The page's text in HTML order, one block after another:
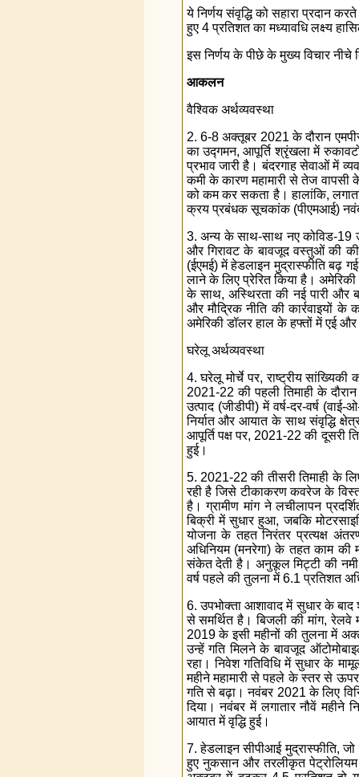
ये निर्णय संवृद्धि को सहारा प्रदान
हुए 4 प्रतिशत का मध्यावधि लक्ष्य
इस निर्णय के पीछे के मुख्य विचार नीचे
आकलन
वैश्विक अर्थव्यवस्था
2. 6-8 अक्तूबर 2021 के दौरान
का उद्गमन, आपूर्ति श्रृंखला में
प्रभाव जारी है। बंदरगाह सेवाओं में
कमी के कारण महामारी से तेज वापसी के
को कम कर सकता है। हालांकि,
क्रय प्रबंधक सूचकांक (पीएमआई)
3. अन्य के साथ-साथ नए कोविड-
और गिरावट के बावजूद वस्तुओं की
(ईएमई) में हेडलाइन मुद्रास्फीति बढ़
लाने के लिए प्रेरित किया है।
के साथ, अस्थिरता की नई पारी और
और मौद्रिक नीति की कार्रवाइयों
अमेरिकी डॉलर हाल के हफ्तों में एई
घरेलू अर्थव्यवस्था
4. घरेलू मोर्चे पर, राष्ट्रीय
2021-22 की पहली तिमाही के
उत्पाद (जीडीपी) में वर्ष-दर-वर्ष
निर्यात और आयात के साथ संवृद्धि
आपूर्ति पक्ष पर, 2021-22 की दूसरी
हुई।
5. 2021-22 की तीसरी तिमाही के
रही है जिसे टीकाकरण कवरेज के
है। ग्रामीण मांग ने लचीलापन
बिक्री में सुधार हुआ, जबकि
योजना के तहत निरंतर प्रत्यक्ष अंतरण
अधिनियम (मनरेगा) के तहत काम की
संकेत देती है। अनुकूल मिट्टी की नमी
वर्ष पहले की तुलना में 6.1 प्रतिशत
6. उपभोक्ता आशावाद में सुधार के बाद
से समर्थित है। बिजली की मांग, रेलवे
2019 के इसी महीनों की तुलना में
उन्हें गति मिलने के बावजूद
रहा। निवेश गतिविधि में सुधार के
महीने महामारी से पहले के स्तर से
गति से बढ़ा। नवंबर 2021 के लिए
दिया। नवंबर में लगातार नौवें महीने
आयात में वृद्धि हुई।
7. हेडलाइन सीपीआई मुद्रास्फीति,
हुए नुकसान और तरलीकृत पेट्रोलियम